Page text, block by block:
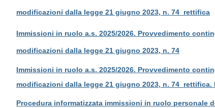
modificazioni dalla legge 21 giugno 2023, n. 74_rettifica
Immissioni in ruolo a.s. 2025/2026. Provvedimento
modificazioni dalla legge 21 giugno 2023, n. 74
Immissioni in ruolo a.s. 2025/2026. Provvedimento
modificazioni dalla legge 21 giugno 2023, n.
Procedura informatizzata immissioni in ruolo personale